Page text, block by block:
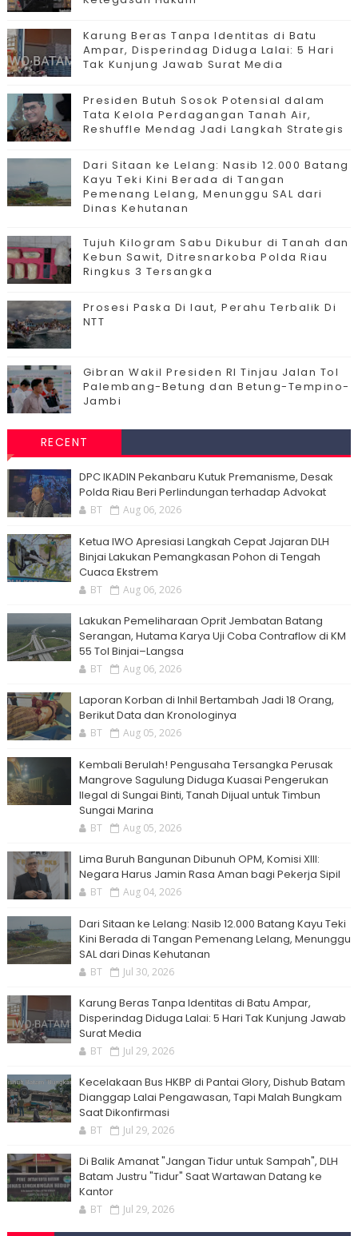
Karung Beras Tanpa Identitas di Batu
Ampar, Disperindag Diduga Lalai: 5 Hari
Tak Kunjung Jawab Surat Media
Presiden Butuh Sosok Potensial dalam
Tata Kelola Perdagangan Tanah Air,
Reshuffle Mendag Jadi Langkah Strategis
Dari Sitaan ke Lelang: Nasib 12.000 Batang
Kayu Teki Kini Berada di Tangan
Pemenang Lelang, Menunggu SAL dari
Dinas Kehutanan
Tujuh Kilogram Sabu Dikubur di Tanah dan
Kebun Sawit, Ditresnarkoba Polda Riau
Ringkus 3 Tersangka
Prosesi Paska Di laut, Perahu Terbalik Di
NTT
Gibran Wakil Presiden RI Tinjau Jalan Tol
Palembang-Betung dan Betung-Tempino-
Jambi
RECENT
DPC IKADIN Pekanbaru Kutuk Premanisme, Desak
Polda Riau Beri Perlindungan terhadap Advokat
BT Aug 06, 2026
Ketua IWO Apresiasi Langkah Cepat Jajaran DLH
Binjai Lakukan Pemangkasan Pohon di Tengah
Cuaca Ekstrem
BT Aug 06, 2026
Lakukan Pemeliharaan Oprit Jembatan Batang
Serangan, Hutama Karya Uji Coba Contraflow di KM
55 Tol Binjai–Langsa
BT Aug 06, 2026
Laporan Korban di Inhil Bertambah Jadi 18 Orang,
Berikut Data dan Kronologinya
BT Aug 05, 2026
Kembali Berulah! Pengusaha Tersangka Perusak
Mangrove Sagulung Diduga Kuasai Pengerukan
Ilegal di Sungai Binti, Tanah Dijual untuk Timbun
Sungai Marina
BT Aug 05, 2026
Lima Buruh Bangunan Dibunuh OPM, Komisi XIII:
Negara Harus Jamin Rasa Aman bagi Pekerja Sipil
BT Aug 04, 2026
Dari Sitaan ke Lelang: Nasib 12.000 Batang Kayu Teki
Kini Berada di Tangan Pemenang Lelang, Menunggu
SAL dari Dinas Kehutanan
BT Jul 30, 2026
Karung Beras Tanpa Identitas di Batu Ampar,
Disperindag Diduga Lalai: 5 Hari Tak Kunjung Jawab
Surat Media
BT Jul 29, 2026
Kecelakaan Bus HKBP di Pantai Glory, Dishub Batam
Dianggap Lalai Pengawasan, Tapi Malah Bungkam
Saat Dikonfirmasi
BT Jul 29, 2026
Di Balik Amanat "Jangan Tidur untuk Sampah", DLH
Batam Justru "Tidur" Saat Wartawan Datang ke
Kantor
BT Jul 29, 2026